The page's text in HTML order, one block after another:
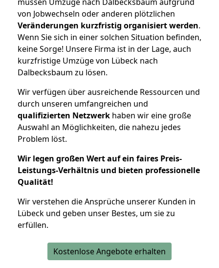
von Jobwechseln oder anderen plötzlichen
Veränderungen kurzfristig organisiert werden.
Wenn Sie sich in einer solchen Situation befinden,
keine Sorge! Unsere Firma ist in der Lage, auch
kurzfristige Umzüge von Lübeck nach
Dalbecksbaum zu lösen.
Wir verfügen über ausreichende Ressourcen und
durch unseren umfangreichen und
qualifizierten Netzwerk haben wir eine große
Auswahl an Möglichkeiten, die nahezu jedes
Problem löst.
Wir legen großen Wert auf ein faires Preis-
Leistungs-Verhältnis und bieten professionelle
Qualität!
Wir verstehen die Ansprüche unserer Kunden in
Lübeck und geben unser Bestes, um sie zu
erfüllen.
Kostenlose Angebote erhalten